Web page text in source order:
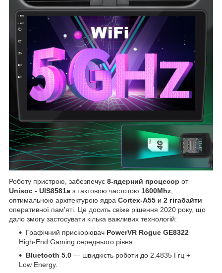
Роботу пристрою, забезпечує 8-ядерний процесор от
Unisoc - UIS8581a з тактовою частотою 1600Mhz
оптимальною архітектурою ядра Cortex-A55 и 2 гігабайти
оперативної пам'яті. Це досить свіже рішення 2020 року, що
дало змогу застосувати кілька важливих технологій:
Графічний прискорювач PowerVR Rogue GE8322
High-End Gaming середнього рівня.
Bluetooth 5.0 — швидкість роботи до 2.4835 Ггц +
Low Energy.